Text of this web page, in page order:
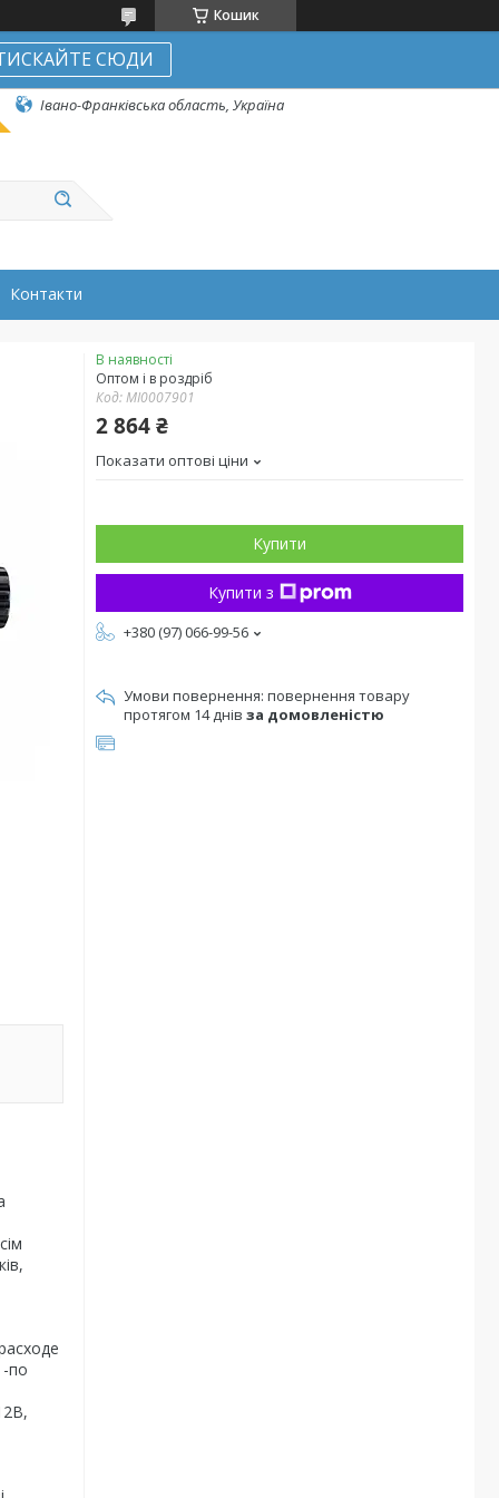
Кошик
СЮДИ
Івано-Франківська область, Україна
Контакти
по
В наявності
Оптом і в роздріб
Код:MI0007901
2 864 ₴
Показати оптові ціни
Купити
Купити з
+380 (97) 066-99-56
повернення товару
протягом 14 днів за домовленістю